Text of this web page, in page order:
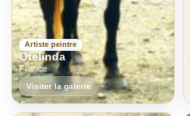
Artiste peintre
Otelinda
France
Visiter la galerie